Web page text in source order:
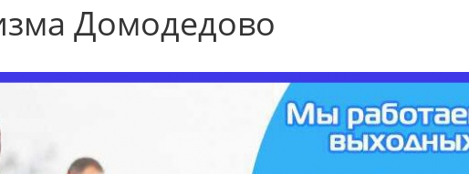
Домодедово